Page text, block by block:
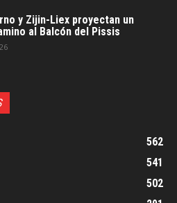
y Zijin-Liex proyectan un
al Balcón del Pissis
562
541
502